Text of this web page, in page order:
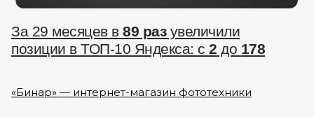
За 29 месяцев в 89 разувеличили
позиции в ТОП-10 Яндекса: с 2 до 178
«Бинар» — интернет-магазин фототехники